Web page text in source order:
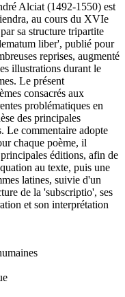
Alciat (1492-1550) est
au cours du XVIe
sa structure tripartite
liber', publié pour
reprises, augmenté
illustrations durant le
Le présent
consacrés aux
problématiques en
des principales
Le commentaire adopte
chaque poème, il
éditions, afin de
au texte, puis une
latines, suivie d'un
de la 'subscriptio', ses
et son interprétation